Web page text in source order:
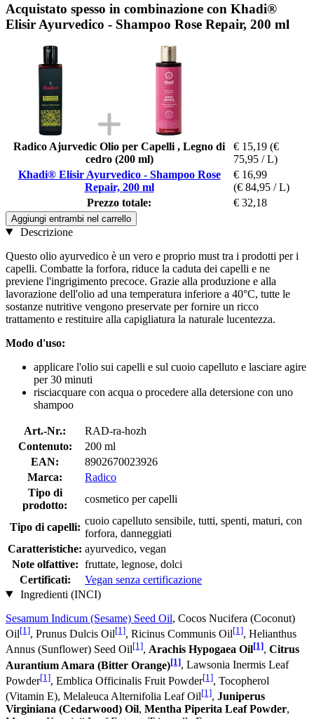
Acquistato spesso in combinazione con Khadi®
Elisir Ayurvedico - Shampoo Rose Repair, 200 ml
Radico Ajurvedic Olio per Capelli , Legno di
cedro (200 ml)
€ 15,19 (€
75,95 / L)
Khadi® Elisir Ayurvedico - Shampoo Rose
Repair, 200 ml
€ 16,99
(€ 84,95 / L)
Prezzo totale:
€ 32,18
Aggiungi entrambi nel carrello
Descrizione
Questo olio ayurvedico è un vero e proprio must tra i prodotti per i
capelli. Combatte la forfora, riduce la caduta dei capelli e ne
previene l'ingrigimento precoce. Grazie alla produzione e alla
lavorazione dell'olio ad una temperatura inferiore a 40°C, tutte le
sostanze nutritive vengono preservate per fornire un ricco
trattamento e restituire alla capigliatura la naturale lucentezza.
Modo d'uso:
applicare l'olio sui capelli e sul cuoio capelluto e lasciare agire
per 30 minuti
risciacquare con acqua o procedere alla detersione con uno
shampoo
Art.-Nr.:
RAD-ra-hozh
Contenuto:
200 ml
EAN:
8902670023926
Marca:
Radico
Tipo di
prodotto:
cosmetico per capelli
Tipo di capelli:
cuoio capelluto sensibile, tutti, spenti, maturi, con
forfora, danneggiati
Caratteristiche: ayurvedico, vegan
Note olfattive: fruttate, legnose, dolci
Certificati:
Vegan senza certificazione
Ingredienti (INCI)
Sesamum Indicum (Sesame) Seed Oil, Cocos Nucifera (Coconut)
Oil[1], Prunus Dulcis Oil[1], Ricinus Communis Oil[1], Helianthus
Annus (Sunflower) Seed Oil[1], Arachis Hypogaea Oil[1], Citrus
Aurantium Amara (Bitter Orange)[1], Lawsonia Inermis Leaf
Powder[1], Emblica Officinalis Fruit Powder[1], Tocopherol
(Vitamin E), Melaleuca Alternifolia Leaf Oil[1], Juniperus
Virginiana (Cedarwood) Oil, Mentha Piperita Leaf Powder,